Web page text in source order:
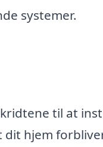
systemer.
til at
dit hjem